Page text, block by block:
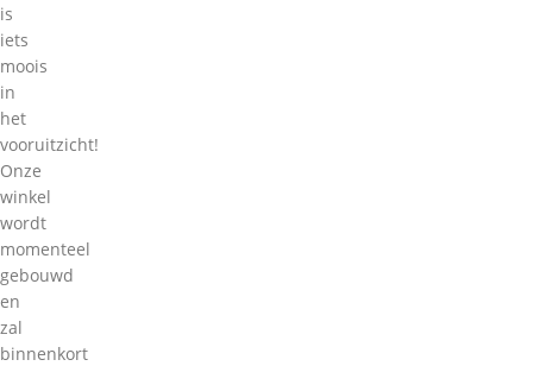
is
iets
moois
in
het
vooruitzicht!
Onze
winkel
wordt
momenteel
gebouwd
en
zal
binnenkort